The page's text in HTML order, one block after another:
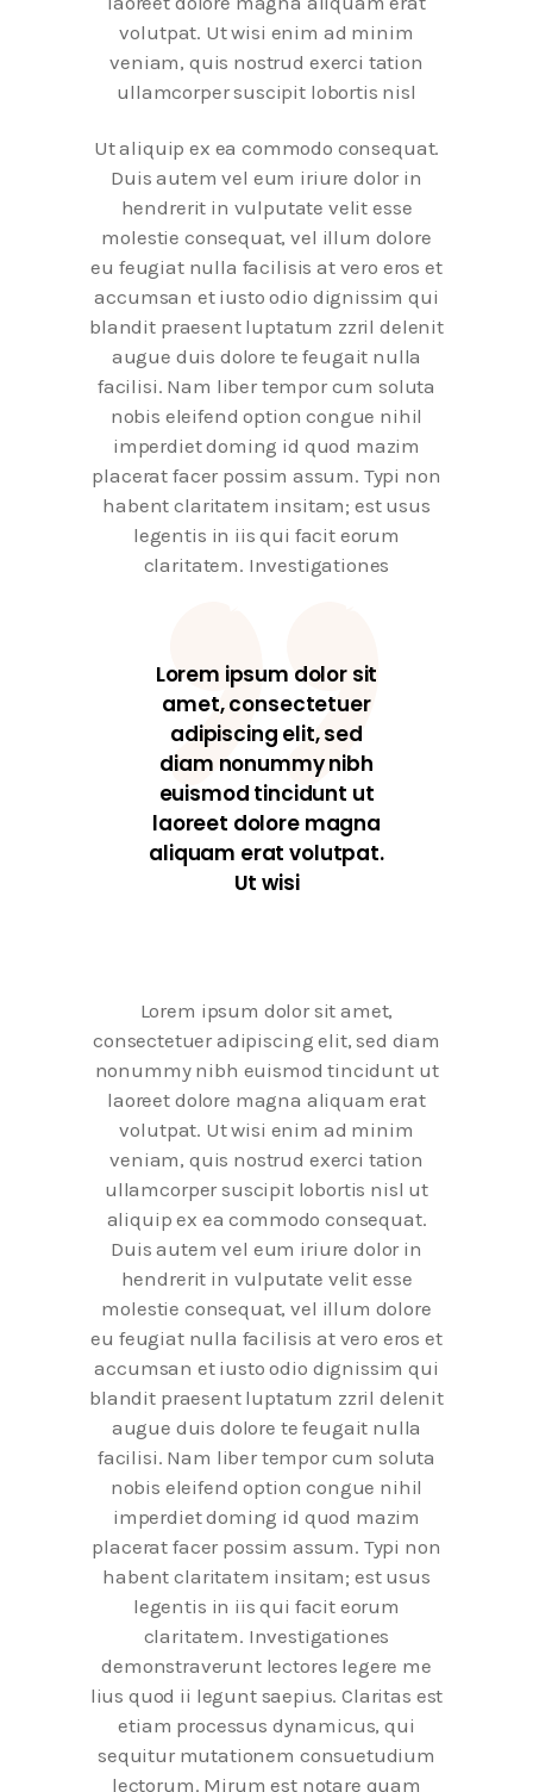
volutpat. Ut wisi enim ad minim
veniam, quis nostrud exerci tation
ullamcorper suscipit lobortis nisl
Ut aliquip ex ea commodo consequat.
Duis autem vel eum iriure dolor in
hendrerit in vulputate velit esse
molestie consequat, vel illum dolore
eu feugiat nulla facilisis at vero eros et
accumsan et iusto odio dignissim qui
blandit praesent luptatum zzril delenit
augue duis dolore te feugait nulla
facilisi. Nam liber tempor cum soluta
nobis eleifend option congue nihil
imperdiet doming id quod mazim
placerat facer possim assum. Typi non
habent claritatem insitam; est usus
legentis in iis qui facit eorum
claritatem. Investigationes
Lorem ipsum dolor sit
amet, consectetuer
adipiscing elit, sed
diam nonummy nibh
euismod tincidunt ut
laoreet dolore magna
aliquam erat volutpat.
Ut wisi
Lorem ipsum dolor sit amet,
consectetuer adipiscing elit, sed diam
nonummy nibh euismod tincidunt ut
laoreet dolore magna aliquam erat
volutpat. Ut wisi enim ad minim
veniam, quis nostrud exerci tation
ullamcorper suscipit lobortis nisl ut
aliquip ex ea commodo consequat.
Duis autem vel eum iriure dolor in
hendrerit in vulputate velit esse
molestie consequat, vel illum dolore
eu feugiat nulla facilisis at vero eros et
accumsan et iusto odio dignissim qui
blandit praesent luptatum zzril delenit
augue duis dolore te feugait nulla
facilisi. Nam liber tempor cum soluta
nobis eleifend option congue nihil
imperdiet doming id quod mazim
placerat facer possim assum. Typi non
habent claritatem insitam; est usus
legentis in iis qui facit eorum
claritatem. Investigationes
demonstraverunt lectores legere me
lius quod ii legunt saepius. Claritas est
etiam processus dynamicus, qui
sequitur mutationem consuetudium
lectorum. Mirum est notare quam